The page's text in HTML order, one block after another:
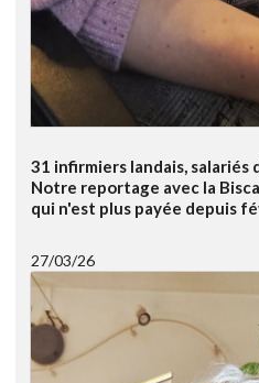
31 infirmiers landais, salariés
Notre reportage avec la
qui n'est plus payée depuis
27/03/26